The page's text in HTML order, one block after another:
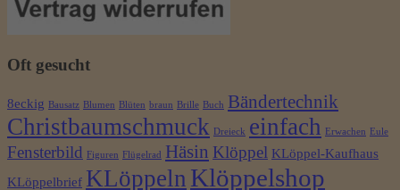
Oft gesucht
8eckig Bausatz Blumen Blüten braun Brille Buch Bändertechnik
Christbaumschmuck Dreieck einfach Erwachen Eule
Fensterbild Figuren Flügelrad Häsin Klöppel KLöppel-Kaufhaus
KLöppelbrief KLöppeln Klöppelshop